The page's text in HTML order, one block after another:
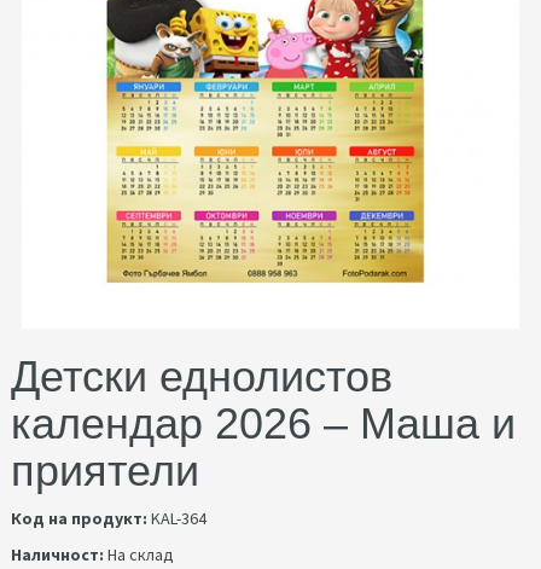
Детски еднолистов
календар 2026 – Маша и
приятели
Код на продукт: KAL-364
Наличност: На склад